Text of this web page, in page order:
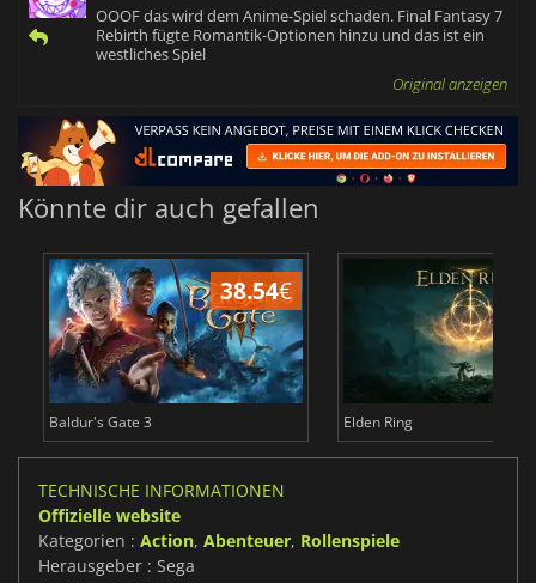
OOOF das wird dem Anime-Spiel schaden. Final Fantasy 7
Rebirth fügte Romantik-Optionen hinzu und das ist ein
westliches Spiel
Original anzeigen
Könnte dir auch gefallen
38.54€
Baldur's Gate 3 Elden Ring
TECHNISCHE INFORMATIONEN
Offizielle website
Kategorien : Action, Abenteuer, Rollenspiele
Herausgeber : Sega